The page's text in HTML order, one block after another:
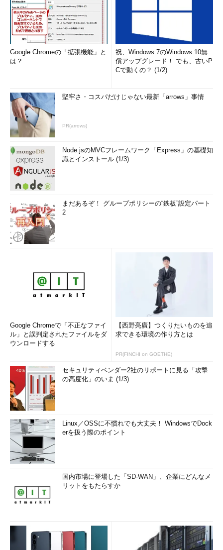
Google Chromeの「拡張機能」と
は？
祝、Windows 7のWindows 10無
償アップグレード！ でも、古いP
Cで動くの？ (1/2)
堅牢さ・コスパだけじゃない最新「arrows」事情
PR(arrows)
Node.jsのMVCフレームワーク「Express」の基礎知
識とインストール (1/3)
まだあるぞ！ グループポリシーの“鉄板”設定パート
2
Google Chromeで「不正なファイ
ル」と誤判定されたファイルをダ
ウンロードする
【西野亮廣】つくりたいものを追
求できる環境の作り方とは
PR(FINCHI on GOETHE)
セキュリティベンダー2社のリポートに見る「攻撃
の高度化」のいま (1/3)
Linux／OSSに不慣れでも大丈夫！ WindowsでDock
erを扱う際のポイント
国内市場に登場した「SD-WAN」、企業にどんなメ
リットをもたらすか